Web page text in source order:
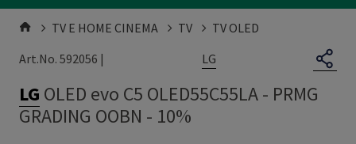
TV E HOME CINEMA TV
TV OLED
Art.No. 592056 |
LG
LG OLED evo C5 OLED55C55LA- PRMG
GRADING OOBN - 10%